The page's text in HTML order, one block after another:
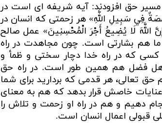
حق افزودند: آیه شریفه ای است در
فِي سَبِيلِ اللَّهِ» هر زحمتی که انسان در
اللَّهَ لَا يُضِيعُ أَجْرَ الْمُحْسِنِينَ» عمل صالح
هم بشارتی است. چون مجاهدت در راه
که در راه خدا دچار سختی و ظمأ و
فضل هم همین طور است. در راه حق
تعالی، هر قدمی که بردارید برای شما
خاصش قرار بدهد که هم به معنای
دهیم و هم در راه او زحمت و تلاش را
قبولی اعمال انسان است.